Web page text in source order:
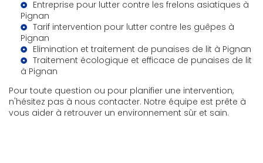
Entreprise pour lutter contre les frelons asiatiques à
Pignan
Tarif intervention pour lutter contre les guêpes à
Pignan
Elimination et traitement de punaises de lit à Pignan
Traitement écologique et efficace de punaises de lit
à Pignan
Pour toute question ou pour planifier une intervention,
n'hésitez pas à nous contacter. Notre équipe est prête à
vous aider à retrouver un environnement sûr et sain.